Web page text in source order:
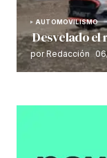
AUTOMOVILISMO
Desvelado el
por Redacción